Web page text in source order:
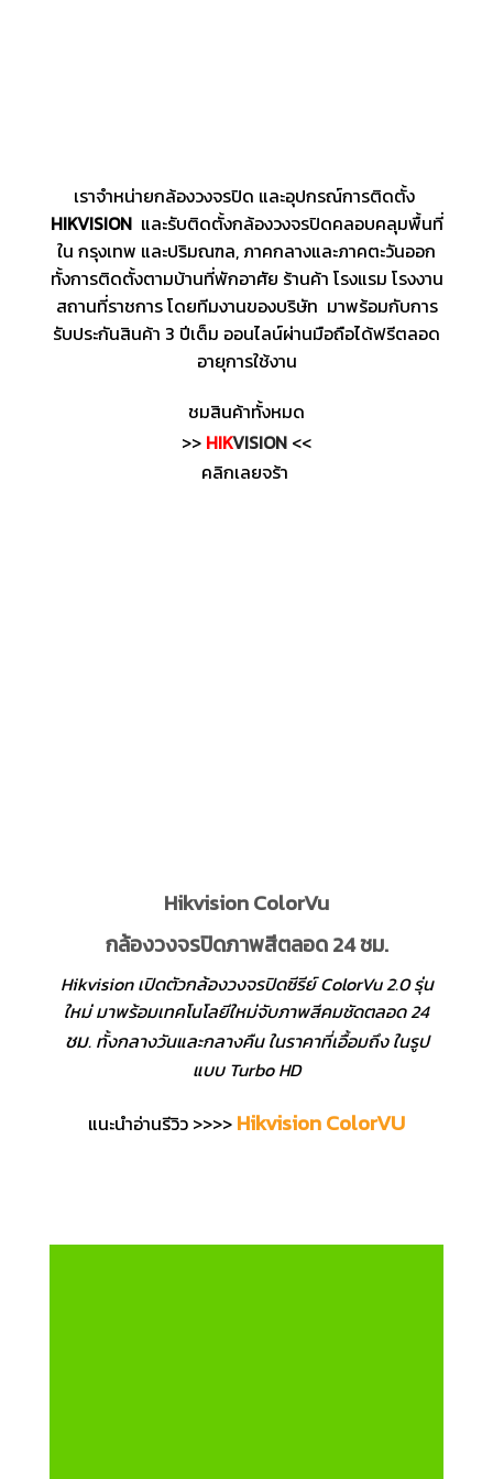
เราจำหน่ายกล้องวงจรปิด และอุปกรณ์การติดตั้ง
HIKVISIONและรับติดตั้งกล้องวงจรปิดคลอบคลุมพื้นที่
ใน กรุงเทพ และปริมณฑล, ภาคกลางและภาคตะวันออก
ทั้งการติดตั้งตามบ้านที่พักอาศัย ร้านค้า โรงแรม โรงงาน
สถานที่ราชการ โดยทีมงานของบริษัท มาพร้อมกับการ
รับประกันสินค้า 3 ปีเต็ม ออนไลน์ผ่านมือถือได้ฟรีตลอด
อายุการใช้งาน
ชมสินค้าทั้งหมด
>> HIKVISION <<
คลิกเลยจร้า
Hikvision ColorVu
กล้องวงจรปิดภาพสีตลอด 24 ชม.
Hikvision เปิดตัวกล้องวงจรปิดซีรีย์ ColorVu 2.0 รุ่น
ใหม่ มาพร้อมเทคโนโลยีใหม่จับภาพสีคมชัดตลอด 24
ชม. ทั้งกลางวันและกลางคืน ในราคาที่เอื้อมถึง ในรูป
แบบ Turbo HD
แนะนำอ่านรีวิว >>>> Hikvision ColorVU